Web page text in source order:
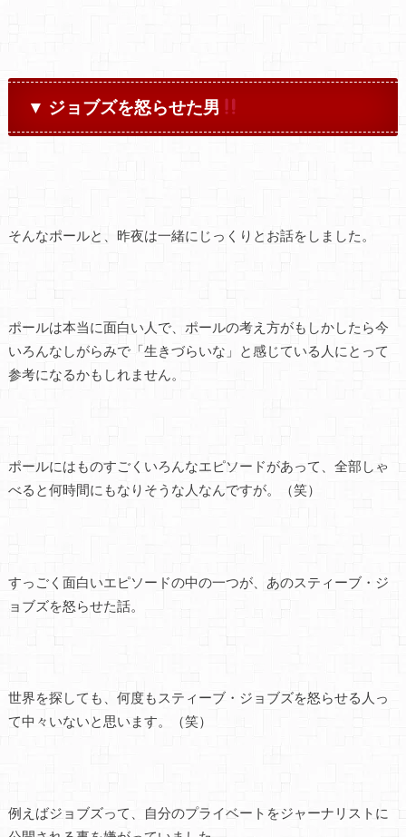
▼ ジョブズを怒らせた男
そんなポールと、昨夜は一緒にじっくりとお話をしました。
ポールは本当に面白い人で、ポールの考え方がもしかしたら今
いろんなしがらみで「生きづらいな」と感じている人にとって
参考になるかもしれません。
ポールにはものすごくいろんなエピソードがあって、全部しゃ
べると何時間にもなりそうな人なんですが。（笑）
すっごく面白いエピソードの中の一つが、あのスティーブ・ジ
ョブズを怒らせた話。
世界を探しても、何度もスティーブ・ジョブズを怒らせる人っ
て中々いないと思います。（笑）
例えばジョブズって、自分のプライベートをジャーナリストに